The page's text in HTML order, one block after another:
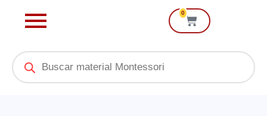
0
Cart
Products
search